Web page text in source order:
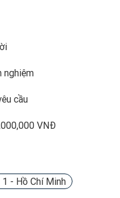
nghiệm
cầu
VNĐ
1 - Hồ Chí Minh